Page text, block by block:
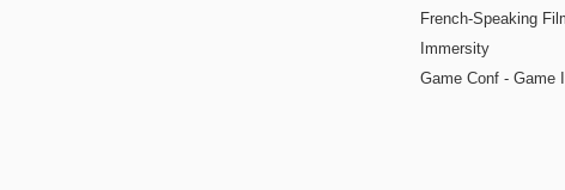
French-Speaking
Immersity
Game Conf - Game